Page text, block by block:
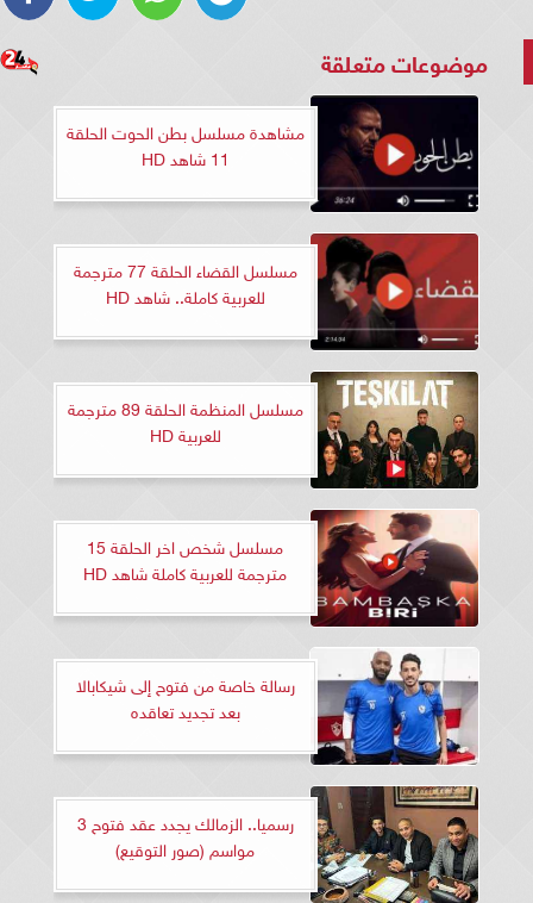
موضوعات متعلقة
مشاهدة مسلسل بطن الحوت الحلقة
11 شاهد HD
مسلسل القضاء الحلقة 77 مترجمة
للعربية كاملة.. شاهد HD
مسلسل المنظمة الحلقة 89 مترجمة
للعربية HD
مسلسل شخص اخر الحلقة 15
مترجمة للعربية كاملة شاهد HD
رسالة خاصة من فتوح إلى شيكابالا
بعد تجديد تعاقده
رسميا.. الزمالك يجدد عقد فتوح 3
مواسم (صور التوقيع)